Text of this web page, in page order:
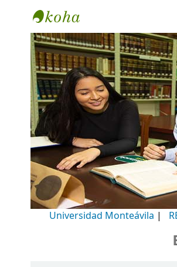
Biblioteca Universidad
Universidad Monteávila |